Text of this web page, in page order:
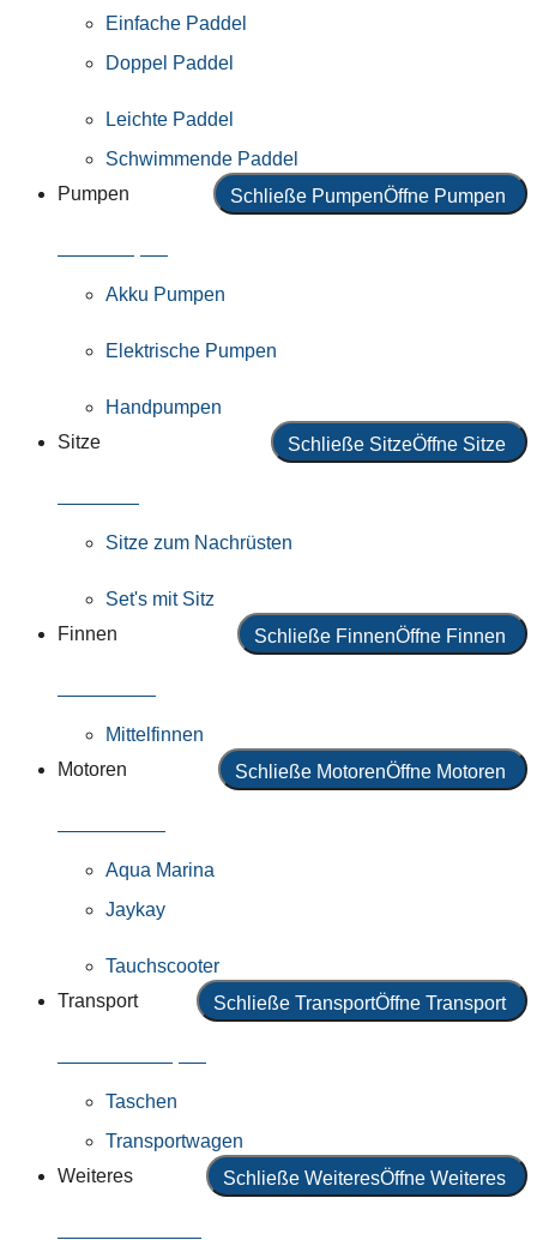
Einfache Paddel
Doppel Paddel
Leichte Paddel
Schwimmende Paddel
Pumpen
Schließe PumpenÖffne Pumpen
Akku Pumpen
Elektrische Pumpen
Handpumpen
Sitze
Schließe SitzeÖffne Sitze
Sitze zum Nachrüsten
Set's mit Sitz
Finnen
Schließe FinnenÖffne Finnen
Mittelfinnen
Motoren
Schließe MotorenÖffne Motoren
Aqua Marina
Jaykay
Tauchscooter
Transport
Schließe TransportÖffne Transport
Taschen
Transportwagen
Weiteres
Schließe WeiteresÖffne Weiteres